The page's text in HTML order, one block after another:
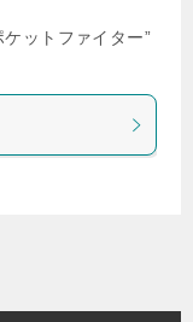
ットファイター”